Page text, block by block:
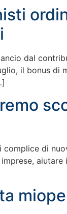
dal
il bonus
complice di